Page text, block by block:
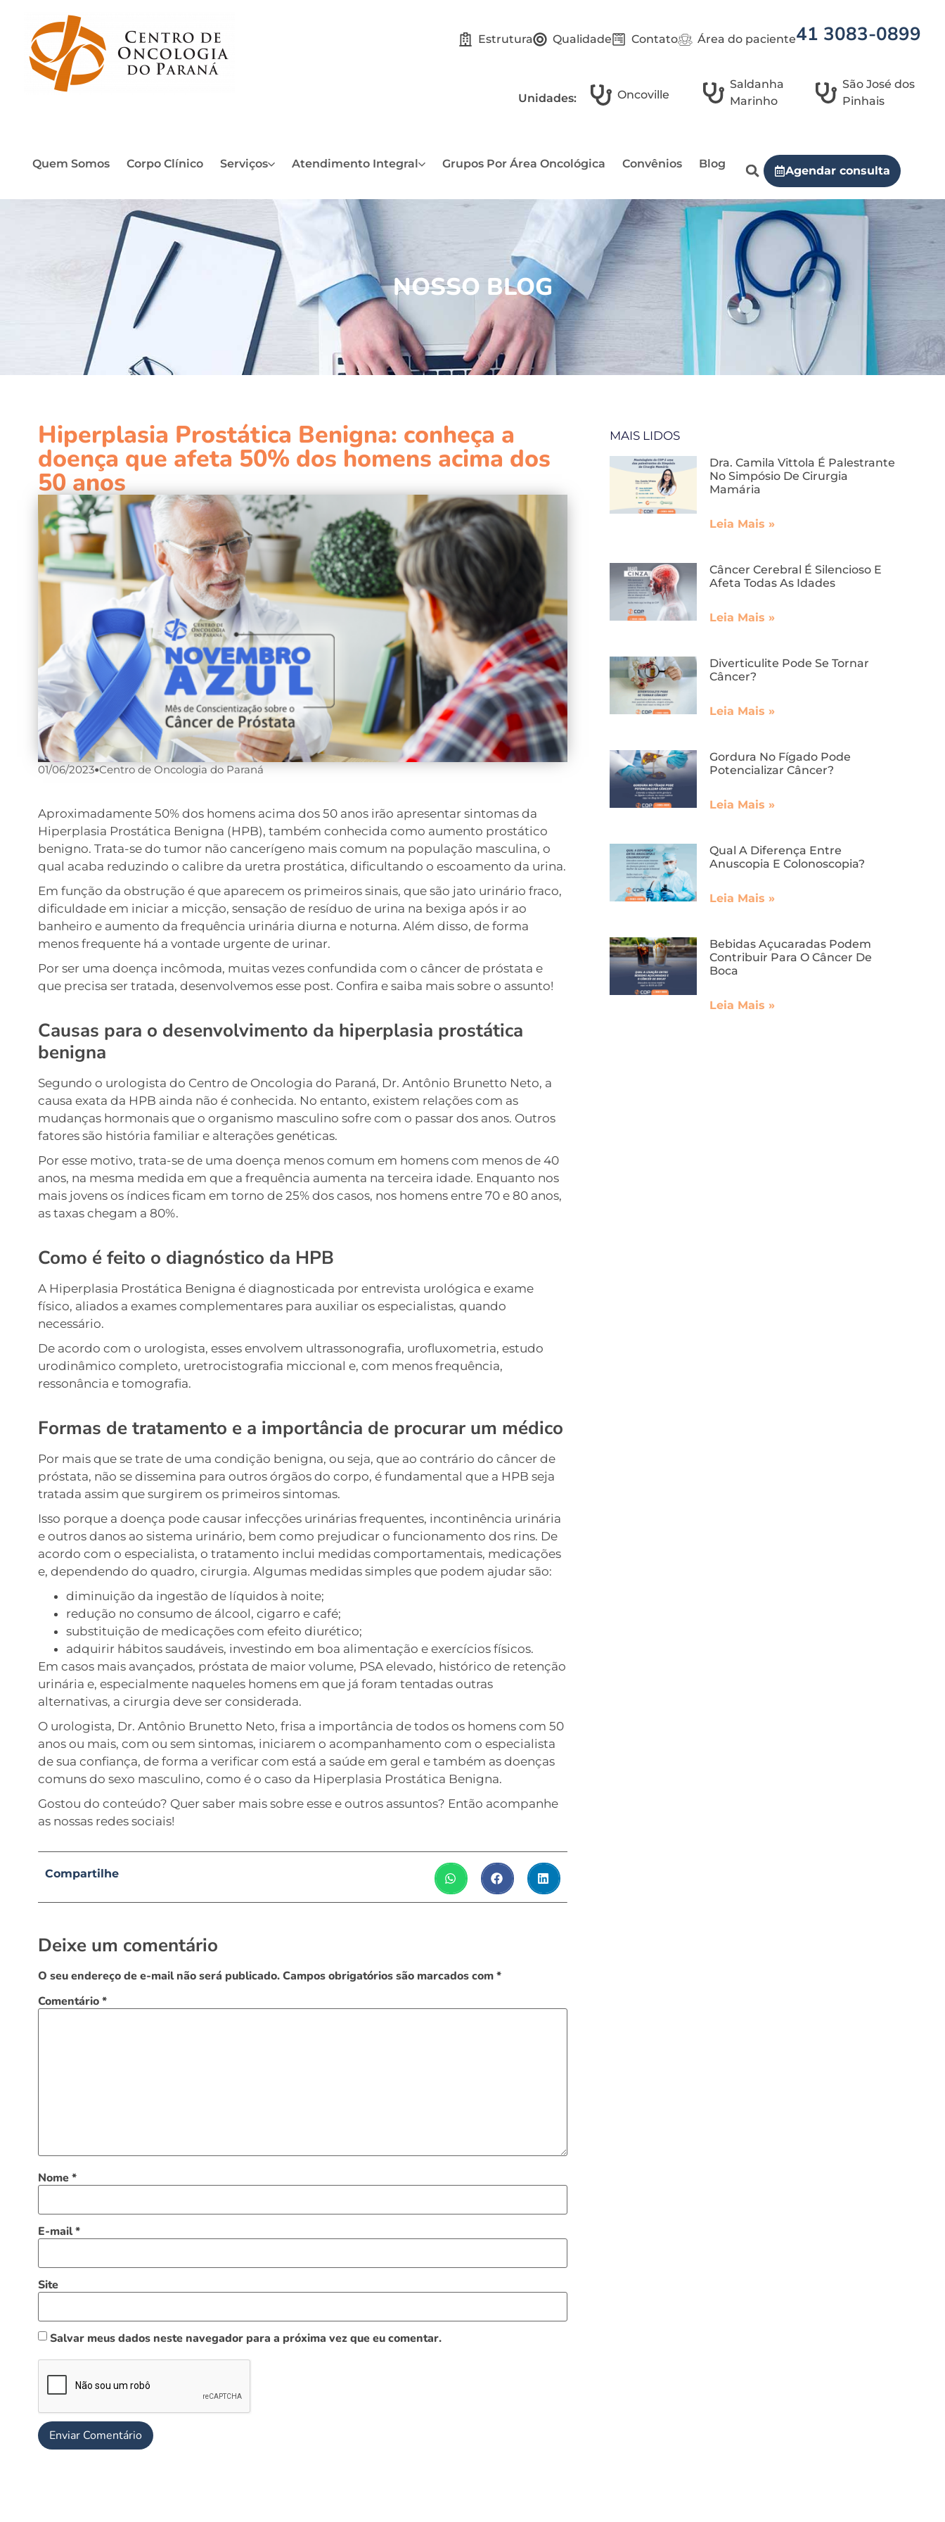
Estrutura Qualidade Contato Área do paciente41 3083-0899
Unidades: Oncoville
Saldanha
Marinho
São José dos
Pinhais
Quem Somos Corpo Clínico Serviços Atendimento Integral Grupos Por Área Oncológica Convênios Blog
Agendar consulta
NOSSO BLOG
Hiperplasia Prostática Benigna: conheça a
doença que afeta 50% dos homens acima dos
50 anos
01/06/2023•Centro de Oncologia do Paraná
Aproximadamente 50% dos homens acima dos 50 anos irão apresentar sintomas da
Hiperplasia Prostática Benigna (HPB), também conhecida como aumento prostático
benigno. Trata-se do tumor não cancerígeno mais comum na população masculina, o
qual acaba reduzindo o calibre da uretra prostática, dificultando o escoamento da urina.
Em função da obstrução é que aparecem os primeiros sinais, que são jato urinário fraco,
dificuldade em iniciar a micção, sensação de resíduo de urina na bexiga após ir ao
banheiro e aumento da frequência urinária diurna e noturna. Além disso, de forma
menos frequente há a vontade urgente de urinar.
Por ser uma doença incômoda, muitas vezes confundida com o câncer de próstata e
que precisa ser tratada, desenvolvemos esse post. Confira e saiba mais sobre o assunto!
Causas para o desenvolvimento da hiperplasia prostática
benigna
Segundo o urologista do Centro de Oncologia do Paraná, Dr. Antônio Brunetto Neto, a
causa exata da HPB ainda não é conhecida. No entanto, existem relações com as
mudanças hormonais que o organismo masculino sofre com o passar dos anos. Outros
fatores são história familiar e alterações genéticas.
Por esse motivo, trata-se de uma doença menos comum em homens com menos de 40
anos, na mesma medida em que a frequência aumenta na terceira idade. Enquanto nos
mais jovens os índices ficam em torno de 25% dos casos, nos homens entre 70 e 80 anos,
as taxas chegam a 80%.
Como é feito o diagnóstico da HPB
A Hiperplasia Prostática Benigna é diagnosticada por entrevista urológica e exame
físico, aliados a exames complementares para auxiliar os especialistas, quando
necessário.
De acordo com o urologista, esses envolvem ultrassonografia, urofluxometria, estudo
urodinâmico completo, uretrocistografia miccional e, com menos frequência,
ressonância e tomografia.
Formas de tratamento e a importância de procurar um médico
Por mais que se trate de uma condição benigna, ou seja, que ao contrário do câncer de
próstata, não se dissemina para outros órgãos do corpo, é fundamental que a HPB seja
tratada assim que surgirem os primeiros sintomas.
Isso porque a doença pode causar infecções urinárias frequentes, incontinência urinária
e outros danos ao sistema urinário, bem como prejudicar o funcionamento dos rins. De
acordo com o especialista, o tratamento inclui medidas comportamentais, medicações
e, dependendo do quadro, cirurgia. Algumas medidas simples que podem ajudar são:
diminuição da ingestão de líquidos à noite;
redução no consumo de álcool, cigarro e café;
substituição de medicações com efeito diurético;
adquirir hábitos saudáveis, investindo em boa alimentação e exercícios físicos.
Em casos mais avançados, próstata de maior volume, PSA elevado, histórico de retenção
urinária e, especialmente naqueles homens em que já foram tentadas outras
alternativas, a cirurgia deve ser considerada.
O urologista, Dr. Antônio Brunetto Neto, frisa a importância de todos os homens com 50
anos ou mais, com ou sem sintomas, iniciarem o acompanhamento com o especialista
de sua confiança, de forma a verificar com está a saúde em geral e também as doenças
comuns do sexo masculino, como é o caso da Hiperplasia Prostática Benigna.
Gostou do conteúdo? Quer saber mais sobre esse e outros assuntos? Então acompanhe
as nossas redes sociais!
Compartilhe
Deixe um comentário
O seu endereço de e-mail não será publicado.Campos obrigatórios são marcados com*
Comentário*
Nome*
E-mail*
Site
Salvar meus dados neste navegador para a próxima vez que eu comentar.
MAIS LIDOS
Dra. Camila Vittola É Palestrante
No Simpósio De Cirurgia
Mamária
Leia Mais »
Câncer Cerebral É Silencioso E
Afeta Todas As Idades
Leia Mais »
Diverticulite Pode Se Tornar
Câncer?
Leia Mais »
Gordura No Fígado Pode
Potencializar Câncer?
Leia Mais »
Qual A Diferença Entre
Anuscopia E Colonoscopia?
Leia Mais »
Bebidas Açucaradas Podem
Contribuir Para O Câncer De
Boca
Leia Mais »